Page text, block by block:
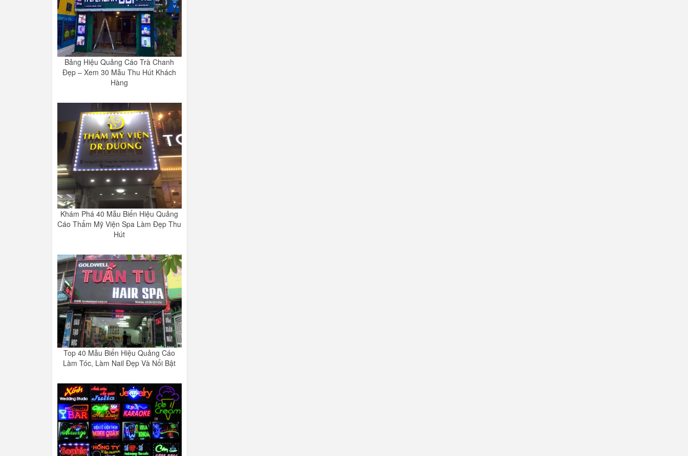
Bảng Hiệu Quảng Cáo Trà Chanh
Đẹp – Xem 30 Mẫu Thu Hút Khách
Hàng
Khám Phá 40 Mẫu Biển Hiệu Quảng
Cáo Thẩm Mỹ Viện Spa Làm Đẹp Thu
Hút
Top 40 Mẫu Biển Hiệu Quảng Cáo
Làm Tóc, Làm Nail Đẹp Và Nổi Bật